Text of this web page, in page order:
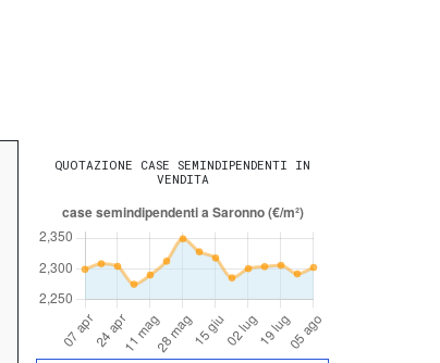
QUOTAZIONE CASE SEMINDIPENDENTI IN
VENDITA